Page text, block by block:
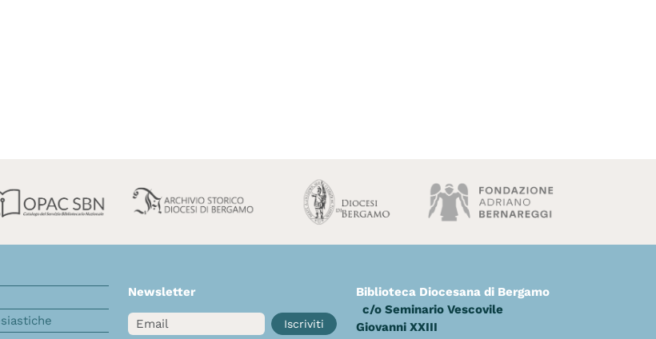
Newsletter
Email Iscriviti
Biblioteca Diocesana di Bergamo
c/o Seminario Vescovile
Giovanni XXIII